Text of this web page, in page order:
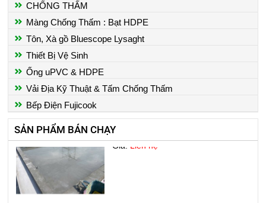
CHỐNG THẤM
Màng Chống Thấm : Bạt HDPE
Tôn, Xà gồ Bluescope Lysaght
Thiết Bị Vệ Sinh
Ống uPVC & HDPE
Vải Địa Kỹ Thuật & Tấm Chống Thấm
Bếp Điện Fujicook
SẢN PHẨM BÁN CHẠY
THI CÔNG SƠN EPOXY NHÀ
XƯỞNG
CHỐNG THẤM SÀN MÁI
Giá: